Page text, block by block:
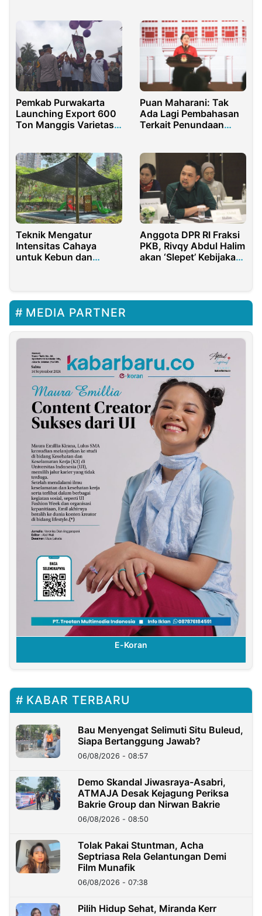
Pemkab Purwakarta
Launching Export 600
Ton Manggis Varietas
Puan Maharani: Tak
Ada Lagi Pembahasan
Terkait Penundaan
Teknik Mengatur
Intensitas Cahaya
untuk Kebun dan
Anggota DPR RI Fraksi
PKB, Rivqy Abdul Halim
akan ‘Slepet’ Kebijakan
MEDIA PARTNER
E-Koran
KABAR TERBARU
Bau Menyengat Selimuti Situ Buleud,
Siapa Bertanggung Jawab?
06/08/2026 - 08:57
Demo Skandal Jiwasraya-Asabri,
ATMAJA Desak Kejagung Periksa
Bakrie Group dan Nirwan Bakrie
06/08/2026 - 08:50
Tolak Pakai Stuntman, Acha
Septriasa Rela Gelantungan Demi
Film Munafik
06/08/2026 - 07:38
Pilih Hidup Sehat, Miranda Kerr